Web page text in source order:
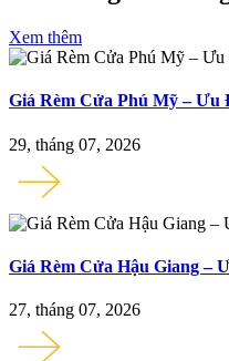
Xem thêm
Giá Rèm Cửa Phú Mỹ – Ưu
29, tháng 07, 2026
Giá Rèm Cửa Hậu Giang –
27, tháng 07, 2026